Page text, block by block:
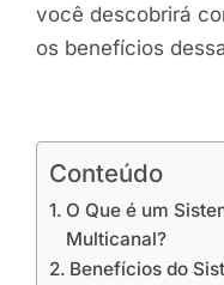
você descobrirá
os benefícios
Conteúdo
O Que é um
Multicanal?
Benefícios do